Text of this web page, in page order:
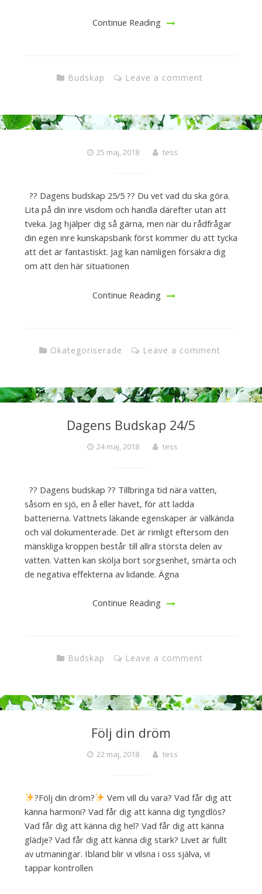
Continue Reading
Budskap Leave a comment
25 maj, 2018 tess
?? Dagens budskap 25/5 ?? Du vet vad du ska göra.
Lita på din inre visdom och handla därefter utan att
tveka. Jag hjälper dig så gärna, men när du rådfrågar
din egen inre kunskapsbank först kommer du att tycka
att det är fantastiskt. Jag kan nämligen försäkra dig
om att den här situationen
Continue Reading
Okategoriserade Leave a comment
Dagens Budskap 24/5
24 maj, 2018 tess
?? Dagens budskap ?? Tillbringa tid nära vatten,
såsom en sjö, en å eller havet, för att ladda
batterierna. Vattnets läkande egenskaper är välkända
och väl dokumenterade. Det är rimligt eftersom den
mänskliga kroppen består till allra största delen av
vatten. Vatten kan skölja bort sorgsenhet, smärta och
de negativa effekterna av lidande. Ägna
Continue Reading
Budskap Leave a comment
Följ din dröm
22 maj, 2018 tess
?Följ din dröm?
Vem vill du vara? Vad får dig att
känna harmoni? Vad får dig att känna dig tyngdlös?
Vad får dig att känna dig hel? Vad får dig att känna
glädje? Vad får dig att känna dig stark? Livet är fullt
av utmaningar. Ibland blir vi vilsna i oss själva, vi
tappar kontrollen